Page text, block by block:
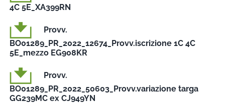
4C 5E_XA399RN
Provv.
BO01289_PR_2022_12674_Provv.iscrizione 1C 4C
5E_mezzo EG908KR
Provv.
BO01289_PR_2022_50603_Provv.variazione targa
GG239MC ex CJ949YN